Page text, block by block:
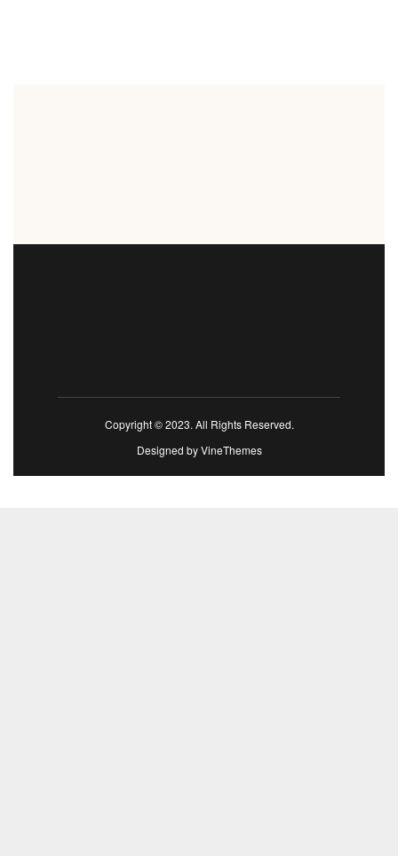
Copyright © 2023. All Rights Reserved.
Designed byVineThemes